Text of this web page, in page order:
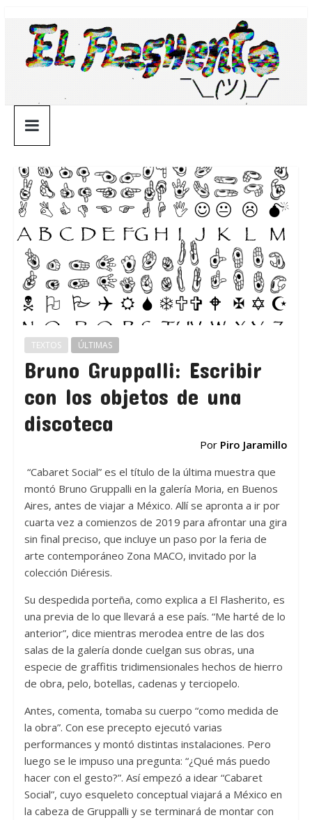
contenido
¯\_(ツ)_/
¯
TEXTOS ÚLTIMAS
Bruno Gruppalli: Escribir
con los objetos de una
discoteca
Por Piro Jaramillo
“Cabaret Social” es el título de la última muestra que
montó Bruno Gruppalli en la galería Moria, en Buenos
Aires, antes de viajar a México. Allí se apronta a ir por
cuarta vez a comienzos de 2019 para afrontar una gira
sin final preciso, que incluye un paso por la feria de
arte contemporáneo Zona MACO, invitado por la
colección Diéresis.
Su despedida porteña, como explica a El Flasherito, es
una previa de lo que llevará a ese país. “Me harté de lo
anterior”, dice mientras merodea entre de las dos
salas de la galería donde cuelgan sus obras, una
especie de graffitis tridimensionales hechos de hierro
de obra, pelo, botellas, cadenas y terciopelo.
Antes, comenta, tomaba su cuerpo “como medida de
la obra”. Con ese precepto ejecutó varias
performances y montó distintas instalaciones. Pero
luego se le impuso una pregunta: “¿Qué más puedo
hacer con el gesto?”. Así empezó a idear “Cabaret
Social”, cuyo esqueleto conceptual viajará a México en
la cabeza de Gruppalli y se terminará de montar con